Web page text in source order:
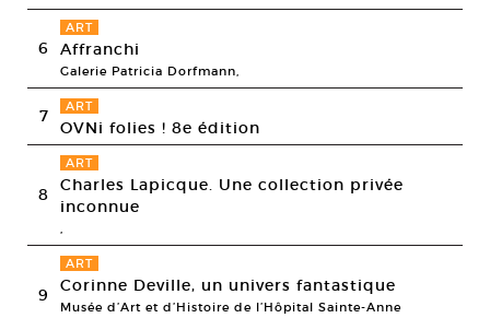
6
ART
Affranchi
Galerie Patricia Dorfmann,
7 ART
OVNi folies ! 8e édition
8
ART
Charles Lapicque. Une collection privée
inconnue
9
ART
Corinne Deville, un univers fantastique
Musée d’Art et d’Histoire de l’Hôpital Sainte-Anne